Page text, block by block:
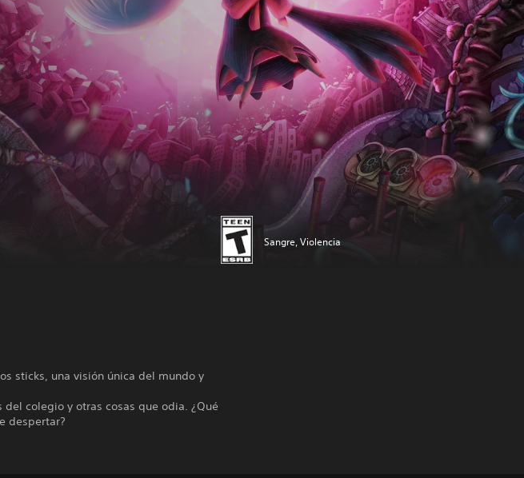
Sangre, Violencia
sticks, una visión única del mundo y
colegio y otras cosas que odia. ¿Qué
despertar?